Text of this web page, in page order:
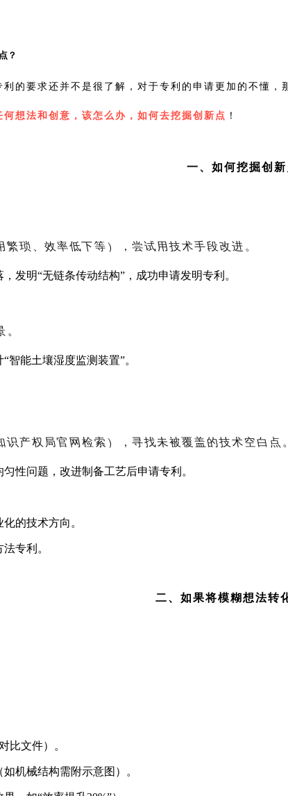
？
的要求还并不是很了解，对于专利的申请更加的不懂
何想法和创意，该怎么办，如何去挖掘创新点 ！
一、如何挖掘创新
琐、效率低下等），尝试用技术手段改进。
，发明“无链条传动结构” ，成功申请发明专利。
。
“智能土壤湿度监测装置”。
产权局官网检索），寻找未被覆盖的技术空白点
性问题，改进制备工艺后申请专利。
的技术方向。
专利。
二、如果将模糊想法转
比文件）。
机械结构需附示意图）。